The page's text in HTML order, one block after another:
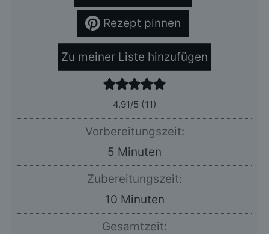
Rezept pinnen
Zu meiner Liste hinzufügen
4.91/5 (11)
Vorbereitungszeit:
5 Minuten
Minuten
Zubereitungszeit:
10Minuten
Minuten
Gesamtzeit: